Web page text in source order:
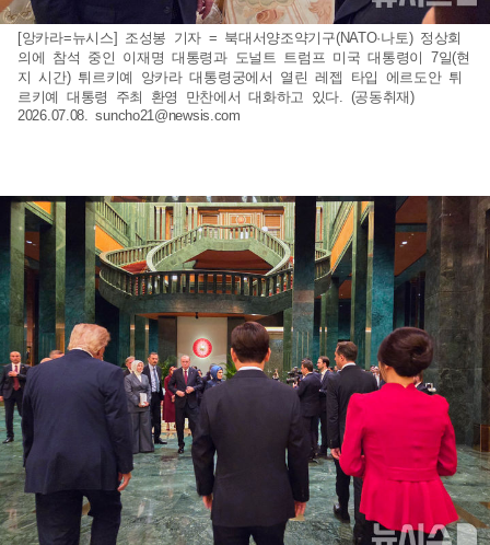
[앙카라=뉴시스] 조성봉 기자 = 북대서양조약기구(NATO·나토) 정상회
의에 참석 중인 이재명 대통령과 도널트 트럼프 미국 대통령이 7일(현
지 시간) 튀르키예 앙카라 대통령궁에서 열린 레젭 타입 에르도안 튀
르키예 대통령 주최 환영 만찬에서 대화하고 있다. (공동취재)
2026.07.08.suncho21@newsis.com